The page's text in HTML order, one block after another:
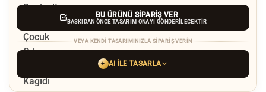
BU ÜRÜNÜ SIPARIŞ VER
BASKIDAN ÖNCE TASARIM ONAYI GÖNDERILECEKTIR
VEYA KENDI TASARIMINIZLA SIPARIŞ VERIN
✦ AI ILE TASARLA